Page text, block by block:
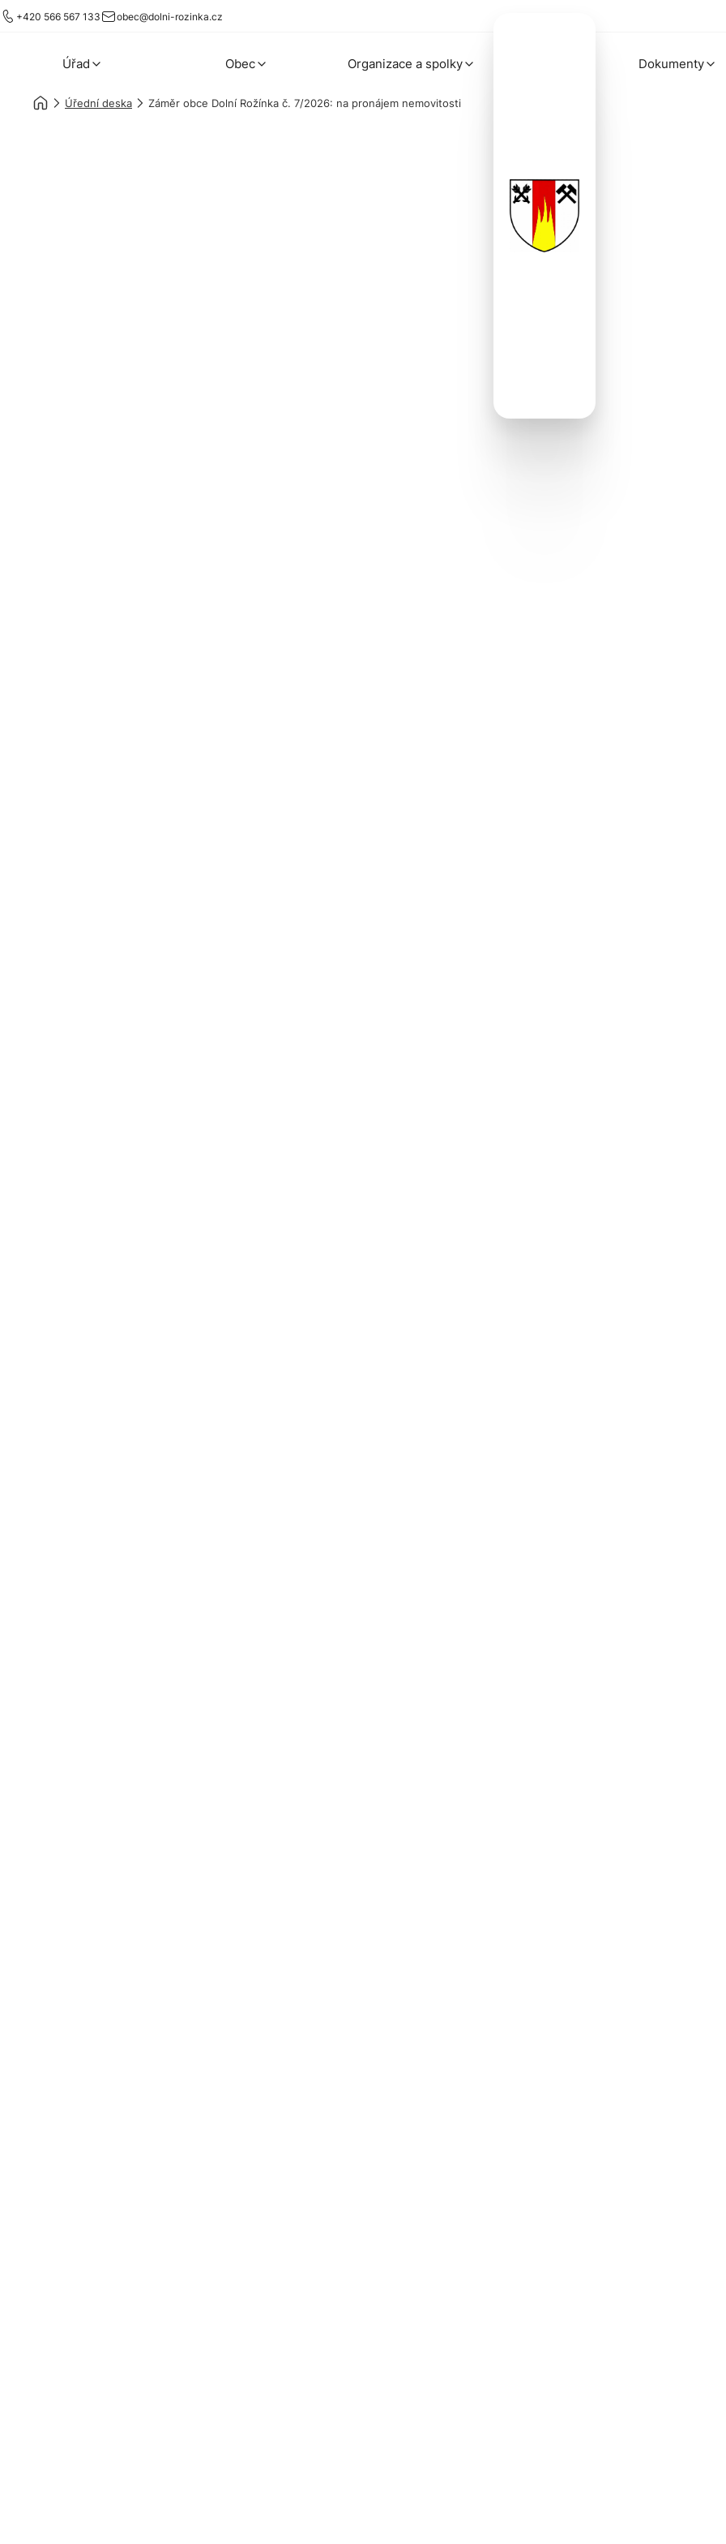
+420 566 567 133 obec@dolni-rozinka.cz
Úřad Obec Organizace a spolky Dokumenty
Úřední deska Záměr obce Dolní Rožínka č. 7/2026: na pronájem nemovitosti